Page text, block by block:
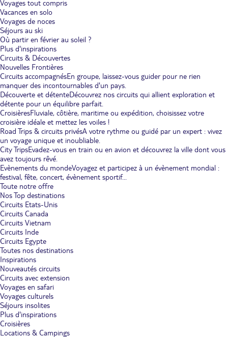
Voyages tout compris
Vacances en solo
Voyages de noces
Séjours au ski
Où partir en février au soleil ?
Plus d'inspirations
Circuits & Découvertes
Nouvelles Frontières
Circuits accompagnésEn groupe, laissez-vous guider pour ne rien
manquer des incontournables d'un pays.
Découverte et détenteDécouvrez nos circuits qui allient exploration et
détente pour un équilibre parfait.
CroisièresFluviale, côtière, maritime ou expédition, choisissez votre
croisière idéale et mettez les voiles !
Road Trips & circuits privésA votre rythme ou guidé par un expert : vivez
un voyage unique et inoubliable.
City TripsEvadez-vous en train ou en avion et découvrez la ville dont vous
avez toujours rêvé.
Evènements du mondeVoyagez et participez à un évènement mondial :
festival, fête, concert, évènement sportif...
Toute notre offre
Nos Top destinations
Circuits Etats-Unis
Circuits Canada
Circuits Vietnam
Circuits Inde
Circuits Egypte
Toutes nos destinations
Inspirations
Nouveautés circuits
Circuits avec extension
Voyages en safari
Voyages culturels
Séjours insolites
Plus d'inspirations
Croisières
Locations & Campings